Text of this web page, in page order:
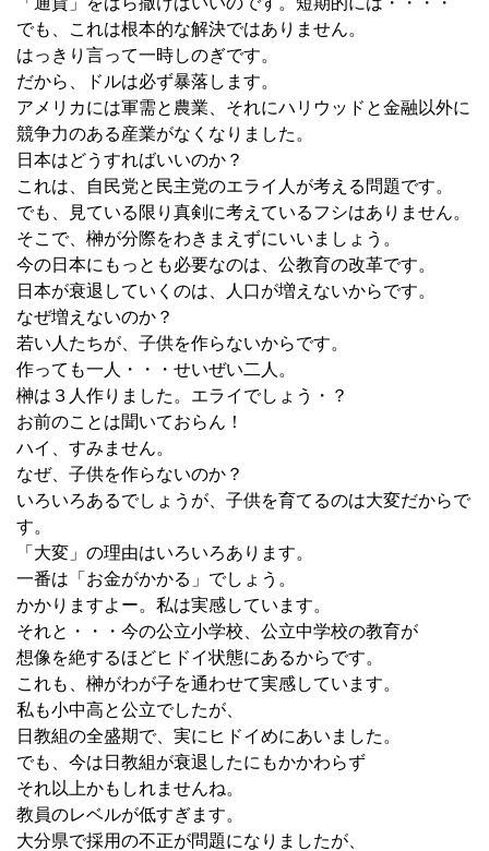
でも、これは根本的な解決ではありません。
はっきり言って一時しのぎです。
だから、ドルは必ず暴落します。
アメリカには軍需と農業、それにハリウッドと金融以外に
競争力のある産業がなくなりました。
日本はどうすればいいのか？
これは、自民党と民主党のエライ人が考える問題です。
でも、見ている限り真剣に考えているフシはありません。
そこで、榊が分際をわきまえずにいいましょう。
今の日本にもっとも必要なのは、公教育の改革です。
日本が衰退していくのは、人口が増えないからです。
なぜ増えないのか？
若い人たちが、子供を作らないからです。
作っても一人・・・せいぜい二人。
榊は３人作りました。エライでしょう・？
お前のことは聞いておらん！
ハイ、すみません。
なぜ、子供を作らないのか？
いろいろあるでしょうが、子供を育てるのは大変だからで
す。
「大変」の理由はいろいろあります。
一番は「お金がかかる」でしょう。
かかりますよー。私は実感しています。
それと・・・今の公立小学校、公立中学校の教育が
想像を絶するほどヒドイ状態にあるからです。
これも、榊がわが子を通わせて実感しています。
私も小中高と公立でしたが、
日教組の全盛期で、実にヒドイめにあいました。
でも、今は日教組が衰退したにもかかわらず
それ以上かもしれませんね。
教員のレベルが低すぎます。
大分県で採用の不正が問題になりましたが、